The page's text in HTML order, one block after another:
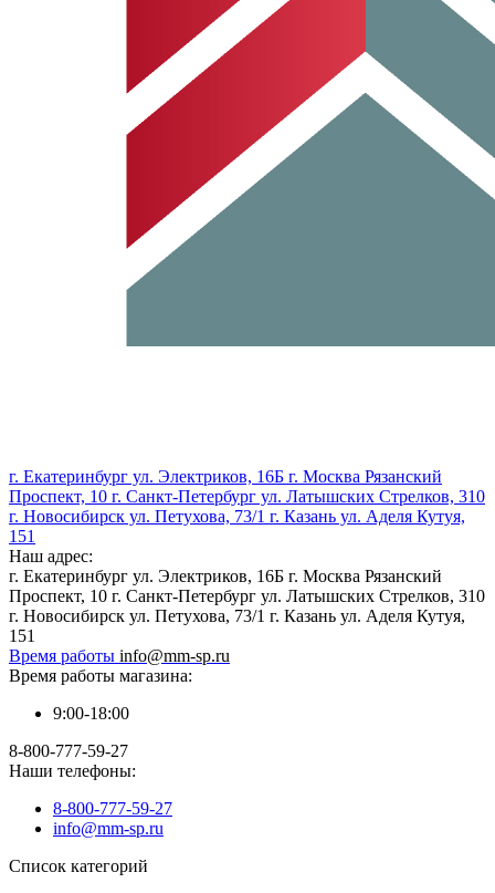
г. Екатеринбург ул. Электриков, 16Б г. Москва Рязанский
Проспект, 10 г. Санкт-Петербург ул. Латышских Стрелков, 310
г. Новосибирск ул. Петухова, 73/1 г. Казань ул. Аделя Кутуя,
151
Наш адрес:
г. Екатеринбург ул. Электриков, 16Б г. Москва Рязанский
Проспект, 10 г. Санкт-Петербург ул. Латышских Стрелков, 310
г. Новосибирск ул. Петухова, 73/1 г. Казань ул. Аделя Кутуя,
151
Время работы info@mm-sp.ru
Время работы магазина:
9:00-18:00
8-800-777-59-27
Наши телефоны:
8-800-777-59-27
info@mm-sp.ru
Список категорий